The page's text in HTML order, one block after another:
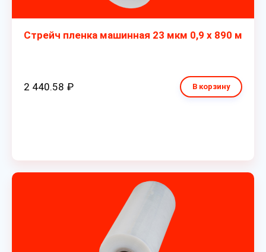
Стрейч пленка машинная 23 мкм 0,9 х 890 м
2 440.58 ₽ В корзину